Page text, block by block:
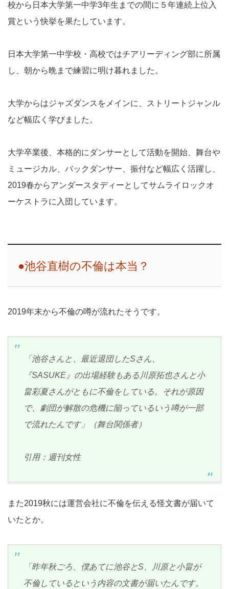
校から日本大学第一中学3年生までの間に５年連続上位入
賞という快挙を果たしています。
日本大学第一中学校・高校ではチアリーディング部に所属
し、朝から晩まで練習に明け暮れました。
大学からはジャズダンスをメインに、ストリートジャンル
など幅広く学びました。
大学卒業後、本格的にダンサーとして活動を開始、舞台や
ミュージカル、バックダンサー、振付など幅広く活躍し、
2019春からアンダースタディーとしてサムライロックオ
ーケストラに入団しています。
●池谷直樹の不倫は本当？
2019年末から不倫の噂が流れたそうです。
「池谷さんと、最近退団したSさん、
『SASUKE』の出場経験もある川原拓也さんと小
畠彩夏さんがともに不倫をしている。それが原因
で、劇団が解散の危機に陥っているいう噂が一部
で流れたんです」（舞台関係者）
引用：週刊女性
また2019秋には運営会社に不倫を伝える怪文書が届いて
いたとか。
「昨年秋ごろ、僕あてに池谷とS、川原と小畠が
不倫しているという内容の文書が届いたんです。